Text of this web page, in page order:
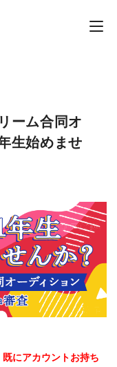
ーム合同オ
生始めませ
にアカウントお持ち